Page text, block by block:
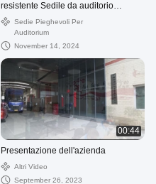
resistente Sedile da auditorio
pieghevole con costruzione
resistente
Sedie Pieghevoli Per
Auditorium
November 14, 2024
00:44
Presentazione dell'azienda
Altri Video
September 26, 2023